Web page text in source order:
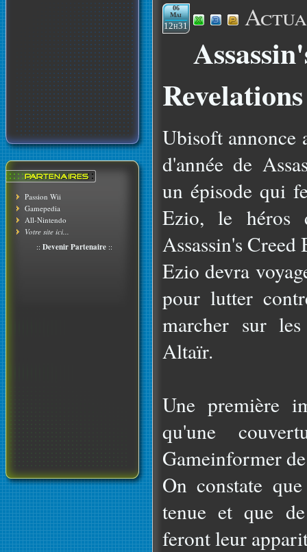
Passion Wii
Gamepedia
All-Nintendo
Votre site ici...
:: Devenir Partenaire ::
06
Mai
12h31
Ubisoft annonce
d'année de
un épisode qui
Ezio, le héros
Assassin's
Ezio devra
pour lutter
marcher sur
Altaïr.
Une première
qu'une
Gameinformer
On constate
tenue et que
feront leur